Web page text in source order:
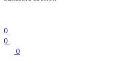
0
0
0